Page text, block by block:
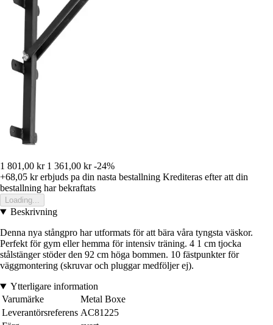
1 801,00 kr 1 361,00 kr -24%
+68,05 krerbjuds pa din nasta bestallning Krediteras efter att din
bestallning har bekraftats
Loading...
Beskrivning
Denna nya stångpro har utformats för att bära våra tyngsta väskor.
Perfekt för gym eller hemma för intensiv träning. 4 1 cm tjocka
stålstänger stöder den 92 cm höga bommen. 10 fästpunkter för
väggmontering (skruvar och pluggar medföljer ej).
Ytterligare information
Varumärke
Metal Boxe
Leverantörsreferens AC81225